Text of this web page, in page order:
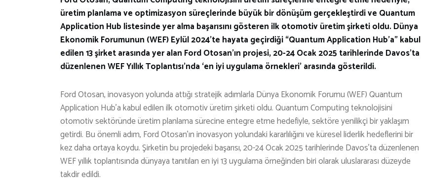
üretim planlama ve optimizasyon süreçlerinde büyük bir dönüşüm gerçekleştirdi ve Quantum
Application Hub listesinde yer alma başarısını gösteren ilk otomotiv üretim şirketi oldu. Dünya
Ekonomik Forumunun (WEF) Eylül 2024’te hayata geçirdiği “Quantum Application Hub’a” kabul
edilen 13 şirket arasında yer alan Ford Otosan’ın projesi, 20-24 Ocak 2025 tarihlerinde Davos’ta
düzenlenen WEF Yıllık Toplantısı’nda ‘en iyi uygulama örnekleri’ arasında gösterildi.
Ford Otosan, inovasyon yolunda attığı stratejik adımlarla Dünya Ekonomik Forumu (WEF) Quantum
Application Hub’a kabul edilen ilk otomotiv üretim şirketi oldu. Quantum Computing teknolojisini
otomotiv sektöründe üretim planlama sürecine entegre etme hedefiyle, sektöre yenilikçi bir yaklaşım
getirdi. Bu önemli adım, Ford Otosan’ın inovasyon yolundaki kararlılığını ve küresel liderlik hedeflerini bir
kez daha ortaya koydu. Şirketin bu projedeki başarısı, 20-24 Ocak 2025 tarihlerinde Davos’ta düzenlenen
WEF yıllık toplantısında dünyaya tanıtılan en iyi 13 uygulama örneğinden biri olarak uluslararası düzeyde
takdir edildi.